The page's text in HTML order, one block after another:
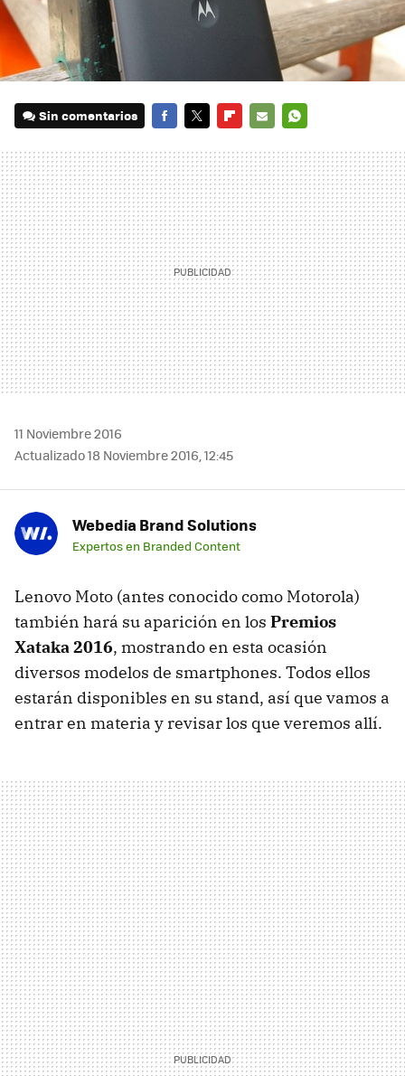
Sin comentarios
MAIL
11 Noviembre 2016
Actualizado 18 Noviembre 2016, 12:45
Webedia Brand Solutions
Expertos en Branded Content
Lenovo Moto (antes conocido como Motorola)
también hará su aparición en los Premios
Xataka 2016, mostrando en esta ocasión
diversos modelos de smartphones. Todos ellos
estarán disponibles en su stand, así que vamos a
entrar en materia y revisar los que veremos allí.